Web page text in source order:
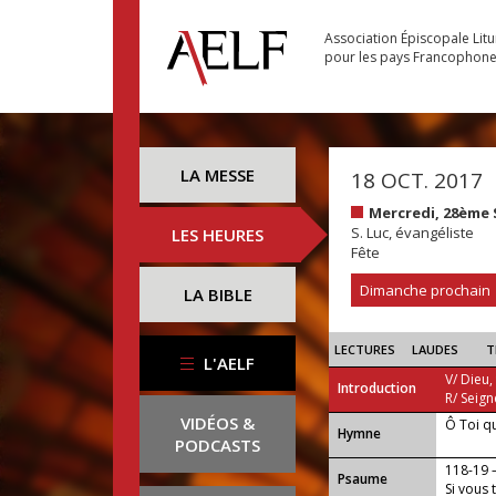
Association Épiscopale
pour les pays
LA MESSE
LES HEURES
LA BIBLE
L'AELF
VIDÉOS &
PODCASTS
18 OCT. 2017
Mercredi,
S. Luc, évangéliste
Fête
Dimanche prochain
LECTURES LAUDES
Introduction
V/
R/
...
Hymne Ô Toi
Psaume
118-19
Si vous